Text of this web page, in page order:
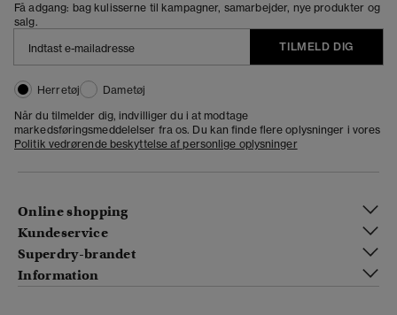
Få adgang: bag kulisserne til kampagner, samarbejder, nye produkter og
salg.
TILMELD DIG
Herretøj
Dametøj
Når du tilmelder dig, indvilliger du i at modtage
markedsføringsmeddelelser fra os. Du kan finde flere oplysninger i vores
Politik vedrørende beskyttelse af personlige oplysninger
Online shopping
Kundeservice
Superdry-brandet
Information